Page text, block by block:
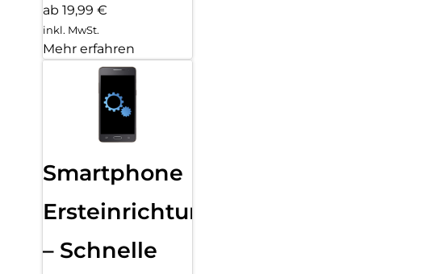
ab 19,99 €
inkl. MwSt.
Mehr erfahren
Smartphone
Ersteinrichtung
– Schnelle